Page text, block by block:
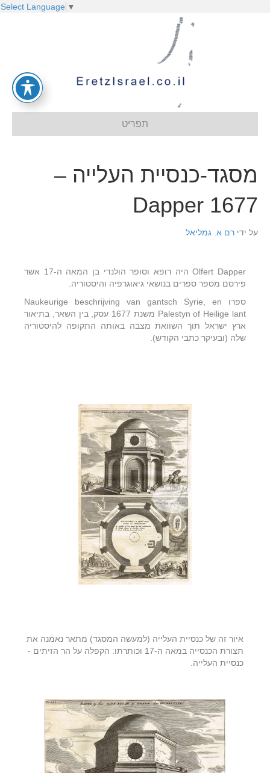
Select Language ▼
תפריט
מסגד-כנסיית העלייה –
Dapper 1677
על ידי רם א. גמליאל
Olfert Dapper היה רופא וסופר הולנדי בן המאה ה-17 אשר
פירסם מספר ספרים בנושאי גיאוגרפיה והיסטוריה.
ספרו Naukeurige beschrijving van gantsch Syrie, en
Palestyn of Heilige lant משנת 1677 עסק, בין השאר, בתיאור
ארץ ישראל תוך השוואת מצבה באותה התקופה להיסטוריה
שלה (ובעיקר כתבי הקודש).
איור זה של כנסיית העלייה (למעשה המסגד) מתאר נאמנה את
תצורת הכנסייה במאה ה-17 וכותרתו: הקפלה על הר הזיתים -
כנסיית העלייה.